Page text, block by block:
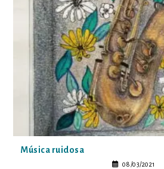
Música ruidosa
08/03/2021